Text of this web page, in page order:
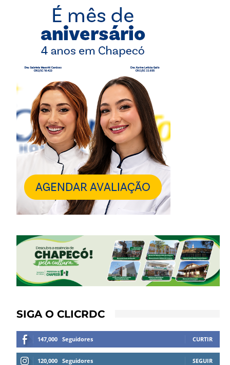
SIGA O CLICRDC
147,000 Seguidores CURTIR
120,000 Seguidores SEGUIR